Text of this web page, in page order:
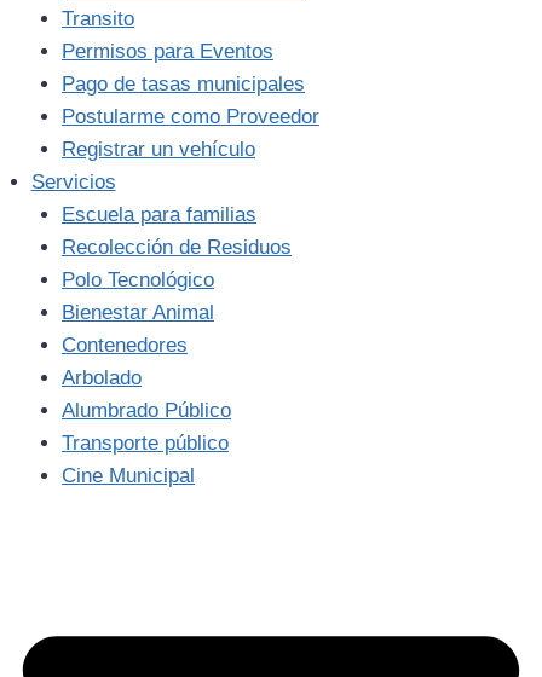
Transito
Permisos para Eventos
Pago de tasas municipales
Postularme como Proveedor
Registrar un vehículo
Servicios
Escuela para familias
Recolección de Residuos
Polo Tecnológico
Bienestar Animal
Contenedores
Arbolado
Alumbrado Público
Transporte público
Cine Municipal